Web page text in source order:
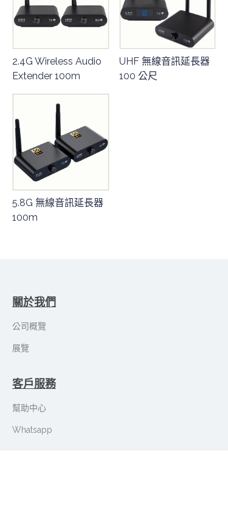
2.4G Wireless Audio
Extender 100m
UHF 無線音訊延長器
100 公尺
5.8G 無線音訊延長器
100m
關於我們
公司概覽
展覽
客戶服務
幫助中心
Whatsapp
TC